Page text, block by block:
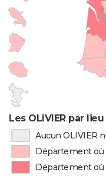
Les OLIVIER par
Aucun OLIVIER
Département où
Département où